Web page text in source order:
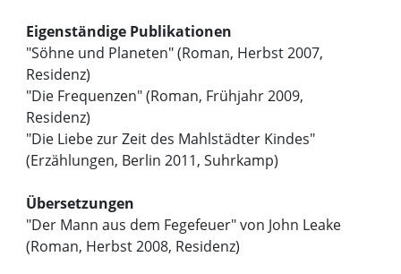
Eigenständige Publikationen
"Söhne und Planeten" (Roman, Herbst 2007,
Residenz)
"Die Frequenzen" (Roman, Frühjahr 2009,
Residenz)
"Die Liebe zur Zeit des Mahlstädter Kindes"
(Erzählungen, Berlin 2011, Suhrkamp)
Übersetzungen
"Der Mann aus dem Fegefeuer" von John Leake
(Roman, Herbst 2008, Residenz)